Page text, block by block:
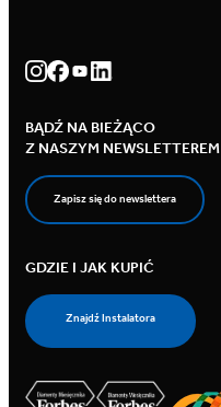
BĄDŹ NA BIEŻĄCO
Z NASZYM NEWSLETTEREM
Zapisz się do newslettera
GDZIE I JAK KUPIĆ
Znajdź Instalatora